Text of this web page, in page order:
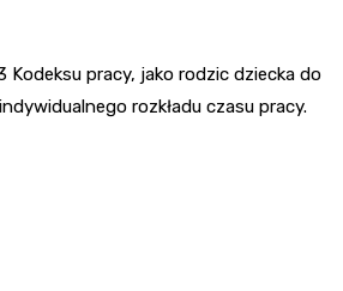
Kodeksu pracy, jako rodzic dziecka do
rozkładu czasu pracy.